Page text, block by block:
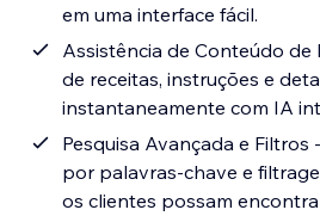
em uma interface fácil.
Assistência de Conteúdo de
de receitas, instruções e
instantaneamente com IA
Pesquisa Avançada e Filtros
por palavras-chave e
os clientes possam